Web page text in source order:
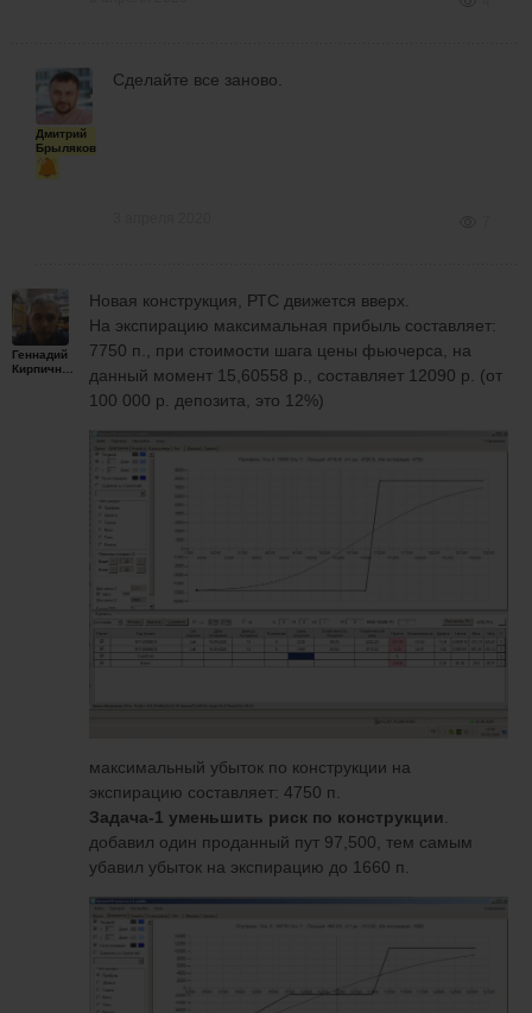
Дмитрий
Брыляков
Сделайте все заново.
Геннадий
Новая конструкция, РТС движется вверх.
На экспирацию максимальная прибыль составляет:
7750 п., при стоимости шага цены фьючерса, на
данный момент 15,60558 р., составляет 12090 р. (от
100 000 р. депозита, это 12%)
максимальный убыток по конструкции на
экспирацию составляет: 4750 п.
Задача-1 уменьшить риск по конструкции
добавил один проданный пут 97,500, тем самым
убавил убыток на экспирацию до 1660 п.